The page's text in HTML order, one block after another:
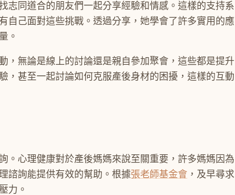
志同道合的朋友們一起分享經驗和情感。這樣的支持系
自己面對這些挑戰。透過分享，她學會了許多實用的應
。
，無論是線上的討論還是親自參加聚會，這些都是提升
，甚至一起討論如何克服產後身材的困擾，這樣的互動
。心理健康對於產後媽媽來說至關重要，許多媽媽因為
諮詢能提供有效的幫助。根據張老師基金會 ，及早尋求
力。